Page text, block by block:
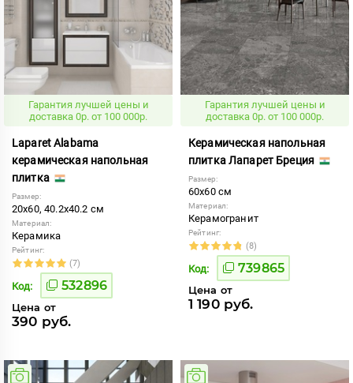
Гарантия лучшей цены и
доставка 0р. от 100 000р.
Laparet Alabama
керамическая напольная
плитка
Размер:
20x60, 40.2x40.2 см
Материал:
Керамика
Рейтинг:
(7)
Код: 532896
Цена от
390 руб.
Гарантия лучшей цены и
доставка 0р. от 100 000р.
Керамическая напольная
плитка Лапарет Бреция
Размер:
60x60 см
Материал:
Керамогранит
Рейтинг:
(8)
Код: 739865
Цена от
1 190 руб.